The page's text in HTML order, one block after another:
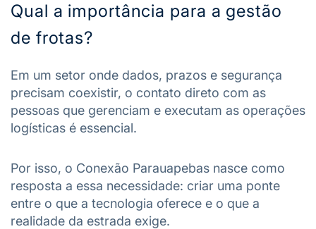
Qual a importância para a gestão
de frotas?
Em um setor onde dados, prazos e segurança
precisam coexistir, o contato direto com as
pessoas que gerenciam e executam as operações
logísticas é essencial.
Por isso, o Conexão Parauapebas nasce como
resposta a essa necessidade: criar uma ponte
entre o que a tecnologia oferece e o que a
realidade da estrada exige.